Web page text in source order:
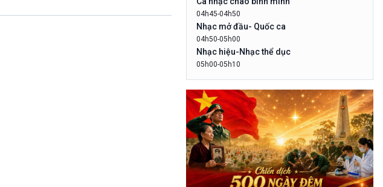
10 phút Sự kiện - Luận bàn
Câu chuyện thời sự
Dòng chảy sự kiện
Đối thoại
Chuyện đêm
04h45-04h50
Nhạc mở đầu- Quốc ca
04h50-05h00
Nhạc hiệu-Nhạc thể dục
05h00-05h10
minh
05h10-05h20
Bản tin đầu ngày-Thời tiết
05h20-05h50
Mùa vàng
05h50-05h59
Quảng cáo
05h59-06h00